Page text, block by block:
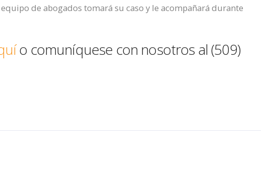
de abogados tomará su caso y le acompañará durante
o comuníquese con nosotros al (509)